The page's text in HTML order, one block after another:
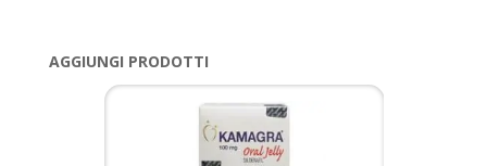
AGGIUNGI PRODOTTI